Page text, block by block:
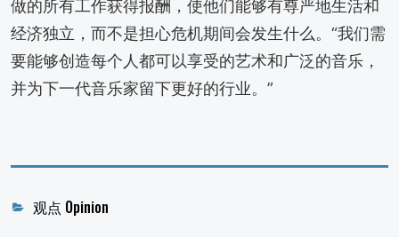
做的所有工作获得报酬，使他们能够有尊严地生活和
经济独立，而不是担心危机期间会发生什么。“我们需
要能够创造每个人都可以享受的艺术和广泛的音乐，
并为下一代音乐家留下更好的行业。”
Categories
观点 Opinion